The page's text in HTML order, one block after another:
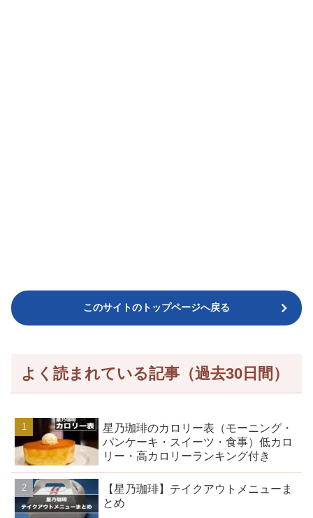
このサイトのトップページへ戻る
よく読まれている記事（過去30日間）
星乃珈琲のカロリー表（モーニング・
パンケーキ・スイーツ・食事）低カロ
リー・高カロリーランキング付き
【星乃珈琲】テイクアウトメニューま
とめ